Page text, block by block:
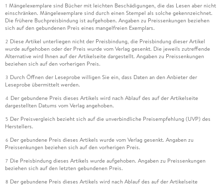
1 Mängelexemplare sind Bücher mit leichten Beschädigungen, die das Lesen aber nicht
einschränken. Mängelexemplare sind durch einen Stempel als solche gekennzeichnet.
Die frühere Buchpreisbindung ist aufgehoben. Angaben zu Preissenkungen beziehen
sich auf den gebundenen Preis eines mangelfreien Exemplars.
2 Diese Artikel unterliegen nicht der Preisbindung, die Preisbindung dieser Artikel
wurde aufgehoben oder der Preis wurde vom Verlag gesenkt. Die jeweils zutreffende
Alternative wird Ihnen auf der Artikelseite dargestellt. Angaben zu Preissenkungen
beziehen sich auf den vorherigen Preis.
3 Durch Öffnen der Leseprobe willigen Sie ein, dass Daten an den Anbieter der
Leseprobe übermittelt werden.
4 Der gebundene Preis dieses Artikels wird nach Ablauf des auf der Artikelseite
dargestellten Datums vom Verlag angehoben.
5 Der Preisvergleich bezieht sich auf die unverbindliche Preisempfehlung (UVP) des
Herstellers.
6 Der gebundene Preis dieses Artikels wurde vom Verlag gesenkt. Angaben zu
Preissenkungen beziehen sich auf den vorherigen Preis.
7 Die Preisbindung dieses Artikels wurde aufgehoben. Angaben zu Preissenkungen
beziehen sich auf den letzten gebundenen Preis.
8 Der gebundene Preis dieses Artikels wird nach Ablauf des auf der Artikelseite